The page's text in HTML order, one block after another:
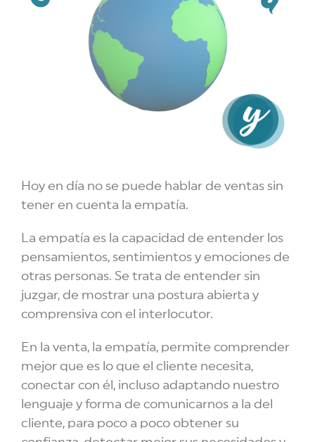
Hoy en día no se puede hablar de ventas sin
tener en cuenta la empatía.
La empatía es la capacidad de entender los
pensamientos, sentimientos y emociones de
otras personas. Se trata de entender sin
juzgar, de mostrar una postura abierta y
comprensiva con el interlocutor.
En la venta, la empatía, permite comprender
mejor que es lo que el cliente necesita,
conectar con él, incluso adaptando nuestro
lenguaje y forma de comunicarnos a la del
cliente, para poco a poco obtener su